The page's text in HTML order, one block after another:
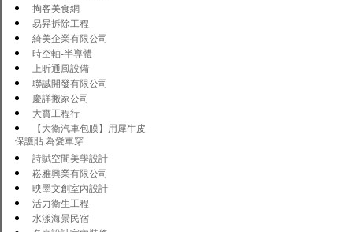
掏客美食網
易昇拆除工程
綺美企業有限公司
時空軸-半導體
上昕通風設備
聯誠開發有限公司
慶詳搬家公司
大寶工程行
【大衛汽車包膜】用犀牛皮
保護貼 為愛車穿
詩賦空間美學設計
崧雅興業有限公司
映墨文創室內設計
活力衛生工程
水漾海景民宿